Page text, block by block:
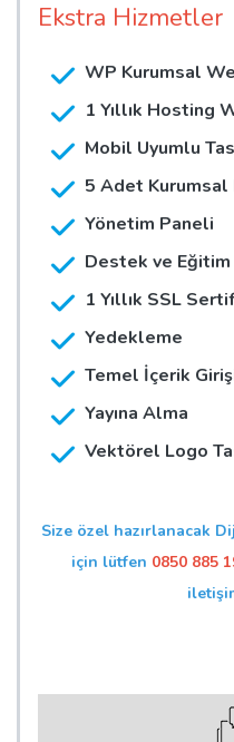
Ekstra Hizmetler
WP Kurumsal
1 Yıllık Hosting
Mobil Uyumlu
5 Adet Kurumsal
Yönetim Paneli
Destek ve Eğitim
1 Yıllık SSL
Yedekleme
Temel İçerik
Yayına Alma
Vektörel Logo
Size özel hazırlanacak
için lütfen 0850 885